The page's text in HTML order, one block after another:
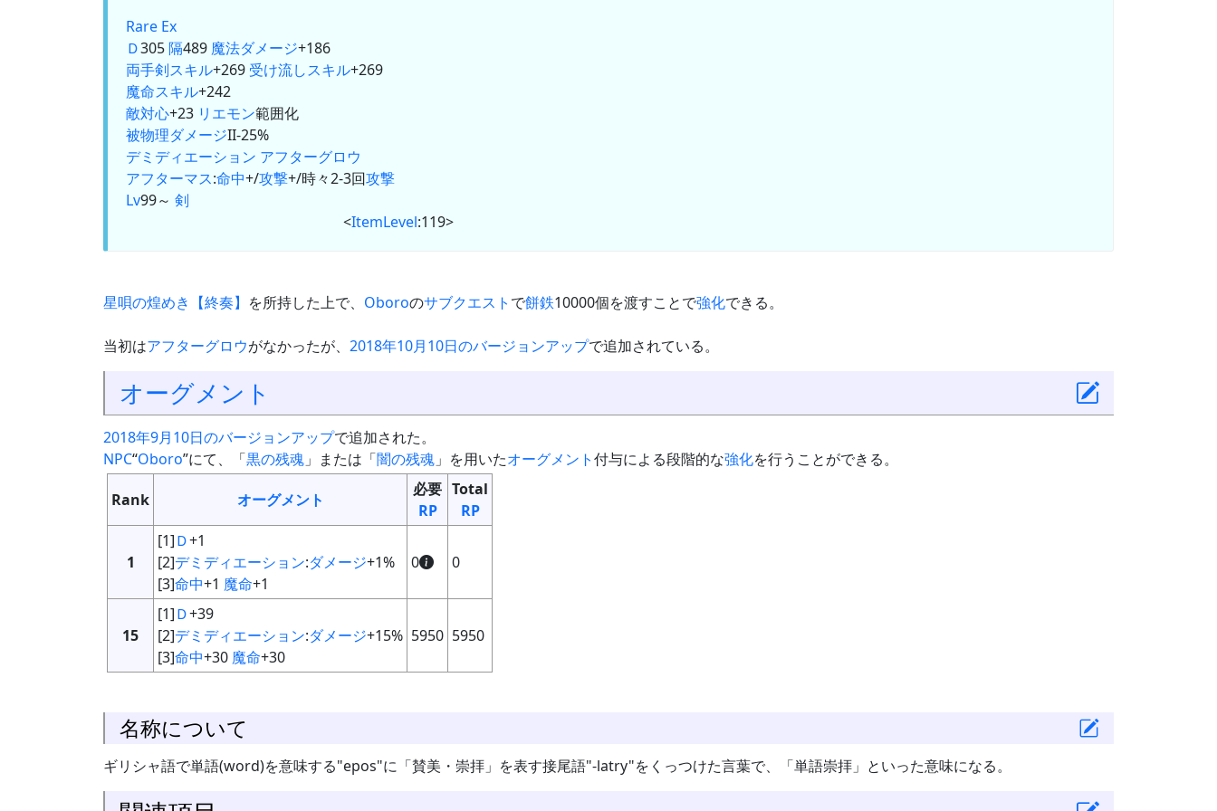
Rare Ex
Ｄ305隔489 魔法ダメージ+186
両手剣スキル+269 受け流しスキル+269
魔命スキル+242
敵対心+23 リエモン範囲化
被物理ダメージII-25%
デミディエーション アフターグロウ
アフターマス:命中+/攻撃+/時々2-3回攻撃
Lv99～ 剣
<ItemLevel:119>
星唄の煌めき【終奏】 を所持した上で、 Oboroのサブクエスト で餅鉄10000個を渡すことで強化できる。
当初はアフターグロウがなかったが、 2018年10月10日のバージョンアップで追加されている。
オーグメント
2018年9月10日のバージョンアップで追加された。
NPC“Oboro”にて、「黒の残魂 」または「闇の残魂 」を用いたオーグメント付与による段階的な強化を行うことができる。
Rank オーグメント
必要
RP
Total
RP
1
[1]Ｄ+1
[2]デミディエーション:ダメージ+1%
[3]命中+1 魔命+1
0 0
15
[1]Ｄ+39
[2]デミディエーション:ダメージ+15%
[3]命中+30 魔命+30
5950 5950
名称について
ギリシャ語で単語(word)を意味する"epos"に「賛美・崇拝」を表す接尾語"-latry"をくっつけた言葉で、「単語崇拝」といった意味になる。